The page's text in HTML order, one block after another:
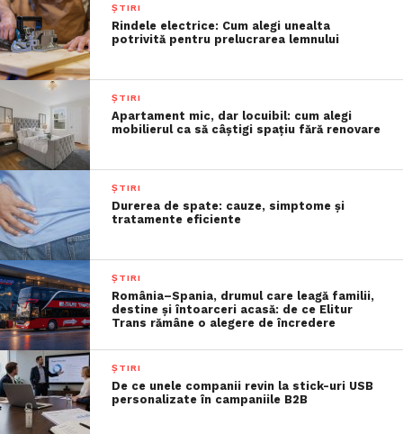
ȘTIRI
Rindele electrice: Cum alegi unealta
potrivită pentru prelucrarea lemnului
ȘTIRI
Apartament mic, dar locuibil: cum alegi
mobilierul ca să câștigi spațiu fără renovare
ȘTIRI
Durerea de spate: cauze, simptome și
tratamente eficiente
ȘTIRI
România–Spania, drumul care leagă familii,
destine și întoarceri acasă: de ce Elitur
Trans rămâne o alegere de încredere
ȘTIRI
De ce unele companii revin la stick-uri USB
personalizate în campaniile B2B